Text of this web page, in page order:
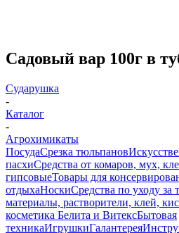
Садовый вар 100г в
Сударушка
-
Каталог
-
Агрохимикаты
ПосудаСрезка тюльпанов
пасхиСредства от комаров, мух,
гипсовыеТовары для
отдыхаНоскиСредства по уходу за
материалы, растворители, клей,
косметика Белита и ВитексБытовая
техникаИгрушкиГалантерея